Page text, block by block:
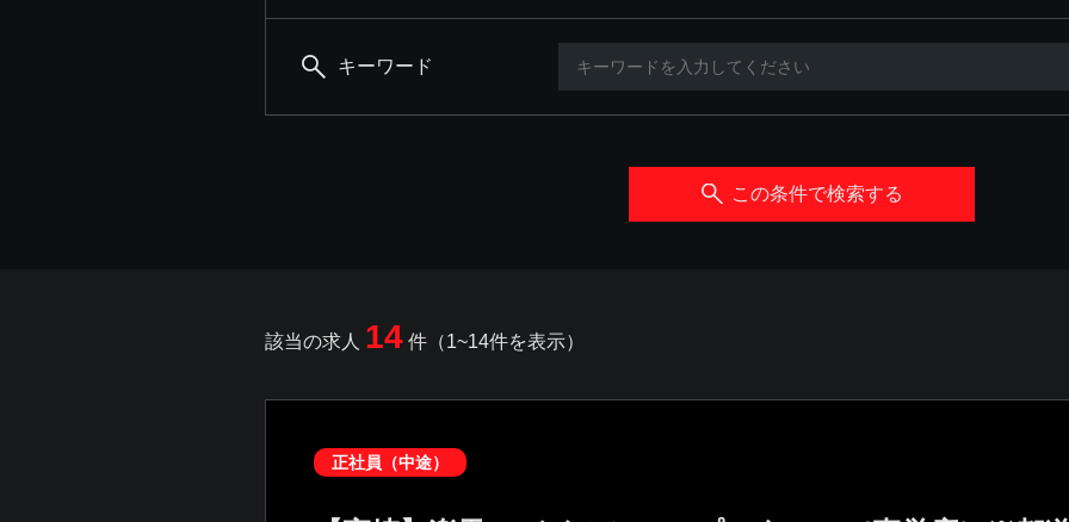
キーワード
この条件で検索する
該当の求人 14 件（1~14件を表示）
正社員（中途）